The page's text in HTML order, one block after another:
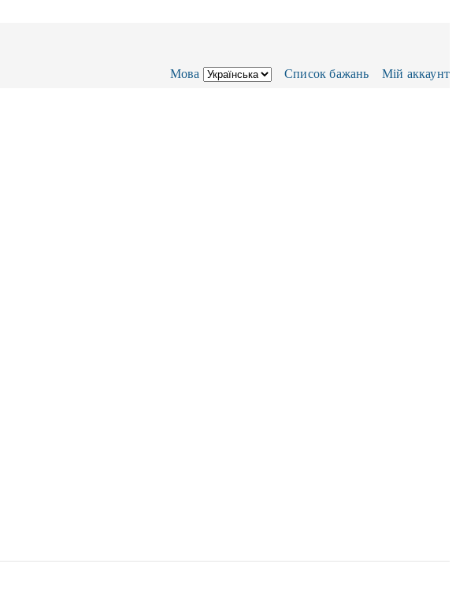
Мова Список бажань Мій аккаунт